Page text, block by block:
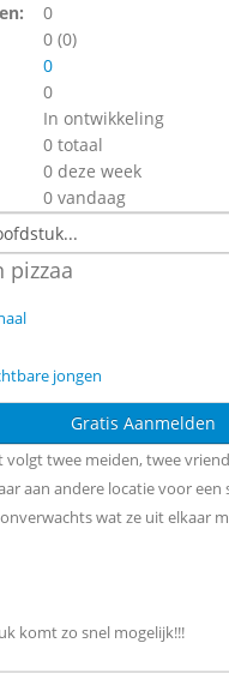
0
0 (0)
0
0
In ontwikkeling
0 totaal
0 deze week
0 vandaag
pizzaa
jongen
Gratis Aanmelden
volgt twee meiden, twee
aan andere locatie voor
wat ze uit elkaar
komt zo snel mogelijk!!!